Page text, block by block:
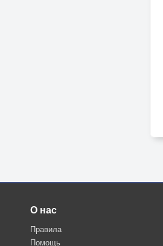
О нас
Правила
Помощь